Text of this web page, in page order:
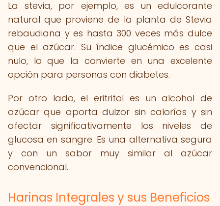
La stevia, por ejemplo, es un edulcorante
natural que proviene de la planta de Stevia
rebaudiana y es hasta 300 veces más dulce
que el azúcar. Su índice glucémico es casi
nulo, lo que la convierte en una excelente
opción para personas con diabetes.
Por otro lado, el eritritol es un alcohol de
azúcar que aporta dulzor sin calorías y sin
afectar significativamente los niveles de
glucosa en sangre. Es una alternativa segura
y con un sabor muy similar al azúcar
convencional.
Harinas Integrales y sus Beneficios